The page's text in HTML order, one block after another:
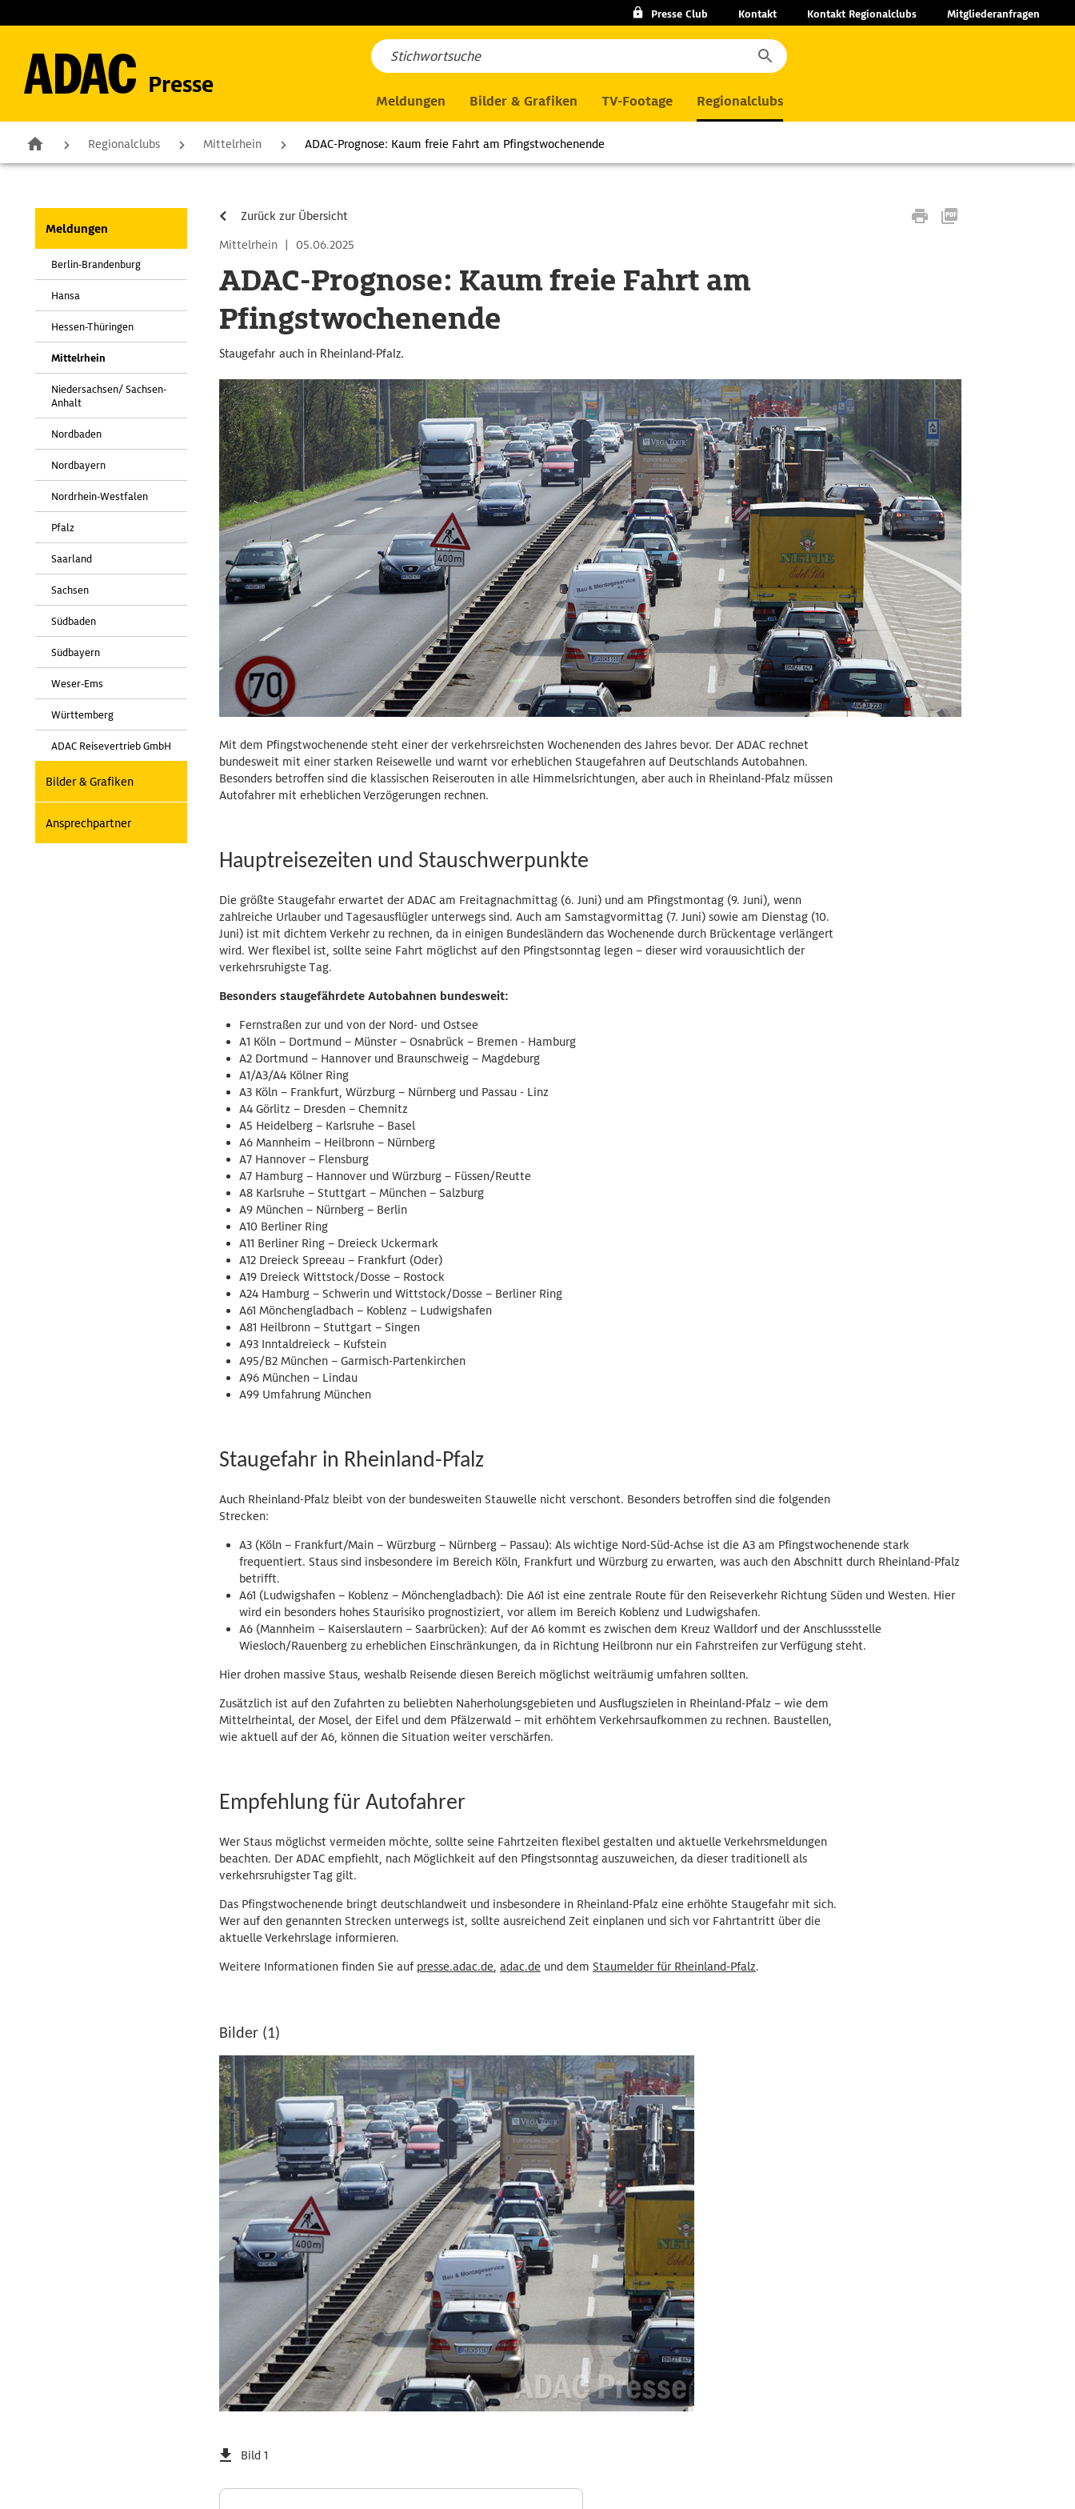
Presse Club Kontakt Kontakt Regionalclubs Mitgliederanfragen
Presse
Meldungen Bilder & Grafiken TV-Footage Regionalclubs
Regionalclubs Mittelrhein ADAC-Prognose: Kaum freie Fahrt am Pfingstwochenende
Meldungen
Berlin-Brandenburg
Hansa
Hessen-Thüringen
Mittelrhein
Niedersachsen/ Sachsen-
Anhalt
Nordbaden
Nordbayern
Nordrhein-Westfalen
Pfalz
Saarland
Sachsen
Südbaden
Südbayern
Weser-Ems
Württemberg
ADAC Reisevertrieb GmbH
Bilder & Grafiken
Ansprechpartner
Zurück zur Übersicht
Mittelrhein | 05.06.2025
ADAC-Prognose: Kaum freie Fahrt am
Pfingstwochenende
Staugefahr auch in Rheinland-Pfalz.
Mit dem Pfingstwochenende steht einer der verkehrsreichsten Wochenenden des Jahres bevor. Der ADAC rechnet
bundesweit mit einer starken Reisewelle und warnt vor erheblichen Staugefahren auf Deutschlands Autobahnen.
Besonders betroffen sind die klassischen Reiserouten in alle Himmelsrichtungen, aber auch in Rheinland-Pfalz müssen
Autofahrer mit erheblichen Verzögerungen rechnen.
Hauptreisezeiten und Stauschwerpunkte
Die größte Staugefahr erwartet der ADAC am Freitagnachmittag (6. Juni) und am Pfingstmontag (9. Juni), wenn
zahlreiche Urlauber und Tagesausflügler unterwegs sind. Auch am Samstagvormittag (7. Juni) sowie am Dienstag (10.
Juni) ist mit dichtem Verkehr zu rechnen, da in einigen Bundesländern das Wochenende durch Brückentage verlängert
wird. Wer flexibel ist, sollte seine Fahrt möglichst auf den Pfingstsonntag legen – dieser wird vorauusichtlich der
verkehrsruhigste Tag.
Besonders staugefährdete Autobahnen bundesweit:
Fernstraßen zur und von der Nord- und Ostsee
A1 Köln – Dortmund – Münster – Osnabrück – Bremen - Hamburg
A2 Dortmund – Hannover und Braunschweig – Magdeburg
A1/A3/A4 Kölner Ring
A3 Köln – Frankfurt, Würzburg – Nürnberg und Passau - Linz
A4 Görlitz – Dresden – Chemnitz
A5 Heidelberg – Karlsruhe – Basel
A6 Mannheim – Heilbronn – Nürnberg
A7 Hannover – Flensburg
A7 Hamburg – Hannover und Würzburg – Füssen/Reutte
A8 Karlsruhe – Stuttgart – München – Salzburg
A9 München – Nürnberg – Berlin
A10 Berliner Ring
A11 Berliner Ring – Dreieck Uckermark
A12 Dreieck Spreeau – Frankfurt (Oder)
A19 Dreieck Wittstock/Dosse – Rostock
A24 Hamburg – Schwerin und Wittstock/Dosse – Berliner Ring
A61 Mönchengladbach – Koblenz – Ludwigshafen
A81 Heilbronn – Stuttgart – Singen
A93 Inntaldreieck – Kufstein
A95/B2 München – Garmisch-Partenkirchen
A96 München – Lindau
A99 Umfahrung München
Staugefahr in Rheinland-Pfalz
Auch Rheinland-Pfalz bleibt von der bundesweiten Stauwelle nicht verschont. Besonders betroffen sind die folgenden
Strecken:
A3 (Köln – Frankfurt/Main – Würzburg – Nürnberg – Passau): Als wichtige Nord-Süd-Achse ist die A3 am Pfingstwochenende stark
frequentiert. Staus sind insbesondere im Bereich Köln, Frankfurt und Würzburg zu erwarten, was auch den Abschnitt durch Rheinland-Pfalz
betrifft.
A61 (Ludwigshafen – Koblenz – Mönchengladbach): Die A61 ist eine zentrale Route für den Reiseverkehr Richtung Süden und Westen. Hier
wird ein besonders hohes Staurisiko prognostiziert, vor allem im Bereich Koblenz und Ludwigshafen.
A6 (Mannheim – Kaiserslautern – Saarbrücken): Auf der A6 kommt es zwischen dem Kreuz Walldorf und der Anschlussstelle
Wiesloch/Rauenberg zu erheblichen Einschränkungen, da in Richtung Heilbronn nur ein Fahrstreifen zur Verfügung steht.
Hier drohen massive Staus, weshalb Reisende diesen Bereich möglichst weiträumig umfahren sollten.
Zusätzlich ist auf den Zufahrten zu beliebten Naherholungsgebieten und Ausflugszielen in Rheinland-Pfalz – wie dem
Mittelrheintal, der Mosel, der Eifel und dem Pfälzerwald – mit erhöhtem Verkehrsaufkommen zu rechnen. Baustellen,
wie aktuell auf der A6, können die Situation weiter verschärfen.
Empfehlung für Autofahrer
Wer Staus möglichst vermeiden möchte, sollte seine Fahrtzeiten flexibel gestalten und aktuelle Verkehrsmeldungen
beachten. Der ADAC empfiehlt, nach Möglichkeit auf den Pfingstsonntag auszuweichen, da dieser traditionell als
verkehrsruhigster Tag gilt.
Das Pfingstwochenende bringt deutschlandweit und insbesondere in Rheinland-Pfalz eine erhöhte Staugefahr mit sich.
Wer auf den genannten Strecken unterwegs ist, sollte ausreichend Zeit einplanen und sich vor Fahrtantritt über die
aktuelle Verkehrslage informieren.
Weitere Informationen finden Sie auf presse.adac.de, adac.de und dem Staumelder für Rheinland-Pfalz.
Bilder (1)
Bild 1